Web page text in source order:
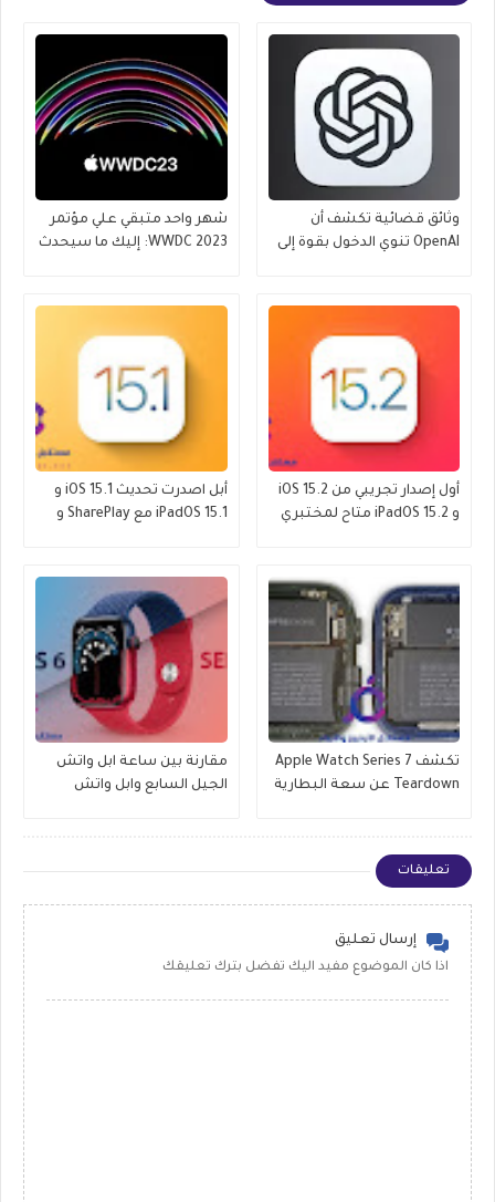
وثائق قضائية تكشف أن
OpenAI تنوي الدخول بقوة إلى
شهر واحد متبقي علي مؤتمر
WWDC 2023: إليك ما سيحدث
أول إصدار تجريبي من iOS 15.2
و iPadOS 15.2 متاح لمختبري
أبل اصدرت تحديث iOS 15.1 و
iPadOS 15.1 مع SharePlay و
تكشف Apple Watch Series 7
Teardown عن سعة البطارية
مقارنة بين ساعة ابل واتش
الجيل السابع وابل واتش
تعليقات
إرسال تعليق
اذا كان الموضوع مفيد اليك تفضل بترك تعليقك